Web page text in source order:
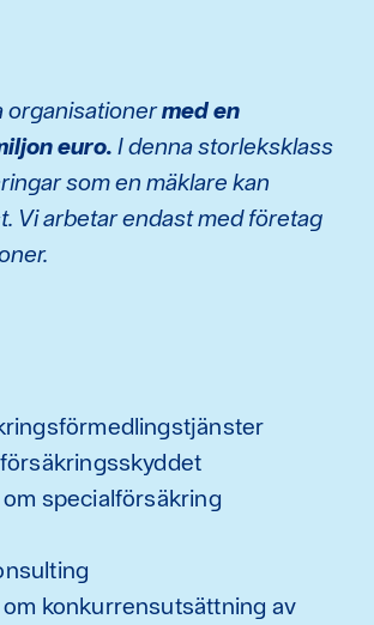
organisationermed en
euro. I denna storleksklass
som en mäklare kan
Vi arbetar endast med företag
specialförsäkring
konkurrensutsättning av